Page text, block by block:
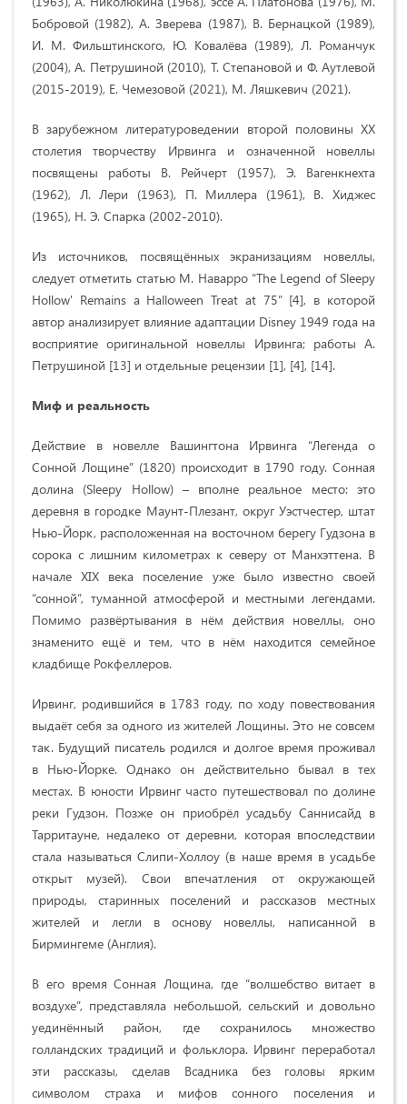
Бобровой (1982), А. Зверева (1987), В. Бернацкой (1989),
И. М. Фильштинского, Ю. Ковалёва (1989), Л. Романчук
(2004), А. Петрушиной (2010), Т. Степановой и Ф. Аутлевой
(2015-2019), Е. Чемезовой (2021), М. Ляшкевич (2021).
В зарубежном литературоведении второй половины ХХ
столетия творчеству Ирвинга и означенной новеллы
посвящены работы В. Рейчерт (1957), Э. Вагенкнехта
(1962), Л. Лери (1963), П. Миллера (1961), В. Хиджес
(1965), Н. Э. Спарка (2002-2010).
Из источников, посвящённых экранизациям новеллы,
следует отметить статью М. Наварро “The Legend of Sleepy
Hollow' Remains a Halloween Treat at 75” [4], в которой
автор анализирует влияние адаптации Disney 1949 года на
восприятие оригинальной новеллы Ирвинга; работы А.
Петрушиной [13] и отдельные рецензии [1], [4], [14].
Миф и реальность
Действие в новелле Вашингтона Ирвинга “Легенда о
Сонной Лощине” (1820) происходит в 1790 году. Сонная
долина (Sleepy Hollow) – вполне реальное место: это
деревня в городке Маунт-Плезант, округ Уэстчестер, штат
Нью-Йорк, расположенная на восточном берегу Гудзона в
сорока с лишним километрах к северу от Манхэттена. В
начале XIX века поселение уже было известно своей
“сонной”, туманной атмосферой и местными легендами.
Помимо развёртывания в нём действия новеллы, оно
знаменито ещё и тем, что в нём находится семейное
кладбище Рокфеллеров.
Ирвинг, родившийся в 1783 году, по ходу повествования
выдаёт себя за одного из жителей Лощины. Это не совсем
так. Будущий писатель родился и долгое время проживал
в Нью-Йорке. Однако он действительно бывал в тех
местах. В юности Ирвинг часто путешествовал по долине
реки Гудзон. Позже он приобрёл усадьбу Саннисайд в
Тарритауне, недалеко от деревни, которая впоследствии
стала называться Слипи-Холлоу (в наше время в усадьбе
открыт музей). Свои впечатления от окружающей
природы, старинных поселений и рассказов местных
жителей и легли в основу новеллы, написанной в
Бирмингеме (Англия).
В его время Сонная Лощина, где “волшебство витает в
воздухе”, представляла небольшой, сельский и довольно
уединённый район, где сохранилось множество
голландских традиций и фольклора. Ирвинг переработал
эти рассказы, сделав Всадника без головы ярким
символом страха и мифов сонного поселения и